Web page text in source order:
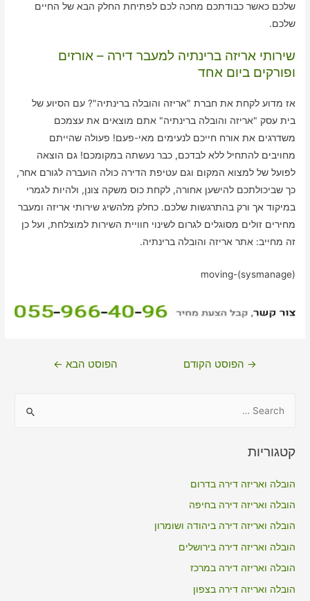
שלכם כאשר כבודתכם מחכה לכם לפתיחת החלק הבא של החיים
שלכם.
שירותי אריזה ברינתיה למעבר דירה – אורזים
ופורקים ביום אחד
אז מדוע לקחת את חברת "אריזה והובלה ברינתיה"? עם הסיוע של
בית עסק "אריזה והובלה ברינתיה" אתם מוצאים את עצמכם
משדרגים את אורח חייכם לנעימים מאי-פעם! פעולה שהייתם
מחויבים להתחיל ללא לבדכם, כבר נעשתה במקומכם! גם הוצאה
לפועל של למצוא המקום וגם עטיפת הדירה כולה הועברה לגורם אחר,
כך שביכולתכם להישען אחורה, לקחת כוס משקה צונן, ולהיות לגמרי
במיקוד אך ורק בהתרגשות שלכם. כחלק מלהשיג שירותי אריזה ומעבר
מחירים זולים מסוגלים לגרום לשינוי חוויית השירות למוצלחת, ועל כן
זה מחייב: אתר אריזה והובלה ברינתיה.
moving-(sysmanage)
ניווט→ הפוסט הקודם הפוסט הבא ←
r
o
r
:
קטגוריות
הובלה ואריזה דירה בדרום
הובלה ואריזה דירה בחיפה
הובלה ואריזה דירה ביהודה ושומרון
הובלה ואריזה דירה בירושלים
הובלה ואריזה דירה במרכז
הובלה ואריזה דירה בצפון